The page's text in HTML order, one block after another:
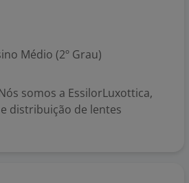
Médio (2º Grau)
somos a EssilorLuxottica,
distribuição de lentes